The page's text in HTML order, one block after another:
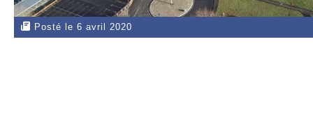
Posté le 6 avril 2020